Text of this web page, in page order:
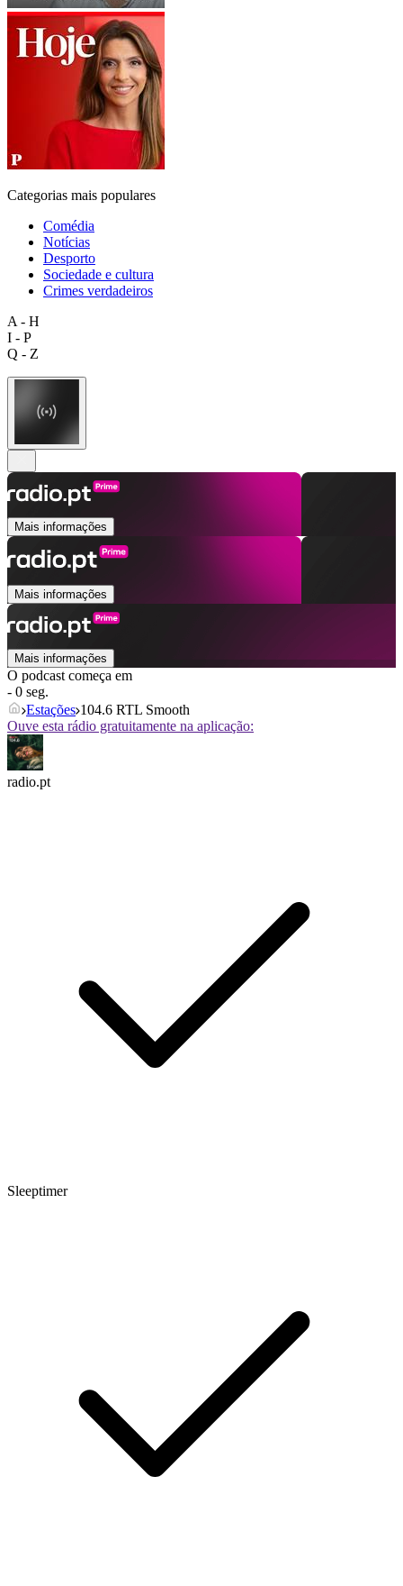
Categorias mais populares
Comédia
Notícias
Desporto
Sociedade e cultura
Crimes verdadeiros
A - H
I - P
Q - Z
Mais informações
Mais informações
Mais informações
O podcast começa em
- 0 seg.
Estações 104.6 RTL Smooth
Ouve esta rádio gratuitamente na aplicação:
radio.pt
Sleeptimer